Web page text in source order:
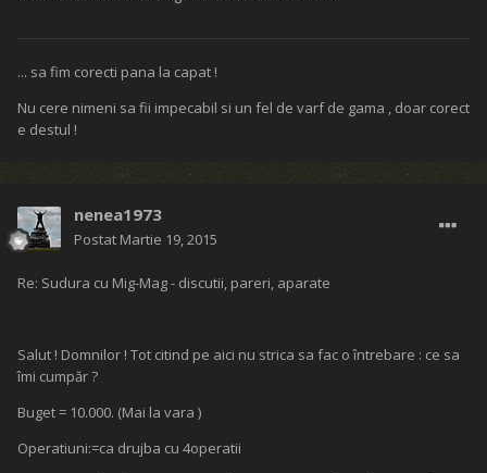
... sa fim corecti pana la capat !
Nu cere nimeni sa fii impecabil si un fel de varf de gama , doar corect
e destul !
nenea1973
Postat Martie 19, 2015
Re: Sudura cu Mig-Mag - discutii, pareri, aparate
Salut ! Domnilor ! Tot citind pe aici nu strica sa fac o întrebare : ce sa
îmi cumpăr ?
Buget = 10.000. (Mai la vara )
Operatiuni:=ca drujba cu 4operatii